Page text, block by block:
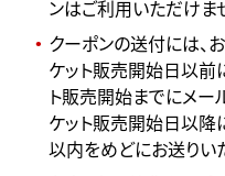
ンはご利用いただけま
クーポンの送付には、
ケット販売開始日以前
ト販売開始までにメー
ケット販売開始日以降
以内をめどにお送りい